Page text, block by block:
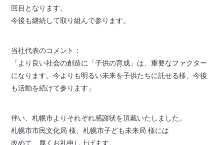
回目となります。
今後も継続して取り組んで参ります。
当社代表のコメント：
「より良い社会の創造に「子供の育成」は、重要なファクター
になります。今よりも明るい未来を子供たちに託せる様、今後
も活動を続けて参ります」
伴い、札幌市よりそれぞれ感謝状を頂戴いたしました。
札幌市市民文化局 様、札幌市子ども未来局 様には
改めて、厚くお礼申し上げます。